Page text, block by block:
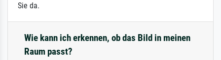
Sie da.
Wie kann ich erkennen, ob das Bild in meinen
Raum passt?